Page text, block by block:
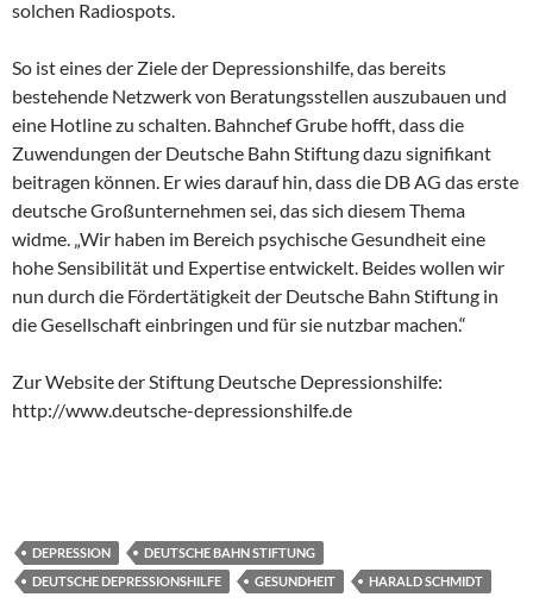
solchen Radiospots.
So ist eines der Ziele der Depressionshilfe, das bereits
bestehende Netzwerk von Beratungsstellen auszubauen und
eine Hotline zu schalten. Bahnchef Grube hofft, dass die
Zuwendungen der Deutsche Bahn Stiftung dazu signifikant
beitragen können. Er wies darauf hin, dass die DB AG das erste
deutsche Großunternehmen sei, das sich diesem Thema
widme. „Wir haben im Bereich psychische Gesundheit eine
hohe Sensibilität und Expertise entwickelt. Beides wollen wir
nun durch die Fördertätigkeit der Deutsche Bahn Stiftung in
die Gesellschaft einbringen und für sie nutzbar machen.“
Zur Website der Stiftung Deutsche Depressionshilfe:
http://www.deutsche-depressionshilfe.de
DEPRESSION
DEUTSCHE BAHN STIFTUNG
DEUTSCHE DEPRESSIONSHILFE
GESUNDHEIT HARALD SCHMIDT